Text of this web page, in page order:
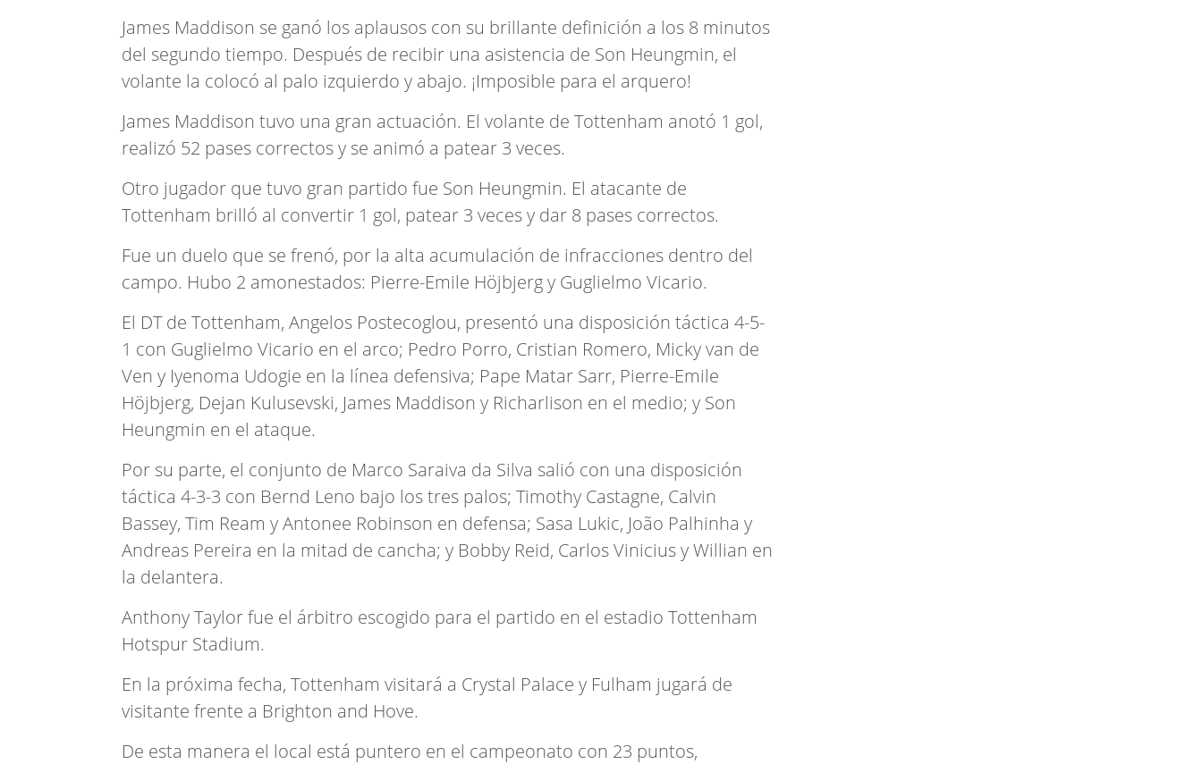
James Maddison se ganó los aplausos con su brillante definición a los 8 minutos
del segundo tiempo. Después de recibir una asistencia de Son Heungmin, el
volante la colocó al palo izquierdo y abajo. ¡Imposible para el arquero!
James Maddison tuvo una gran actuación. El volante de Tottenham anotó 1 gol,
realizó 52 pases correctos y se animó a patear 3 veces.
Otro jugador que tuvo gran partido fue Son Heungmin. El atacante de
Tottenham brilló al convertir 1 gol, patear 3 veces y dar 8 pases correctos.
Fue un duelo que se frenó, por la alta acumulación de infracciones dentro del
campo. Hubo 2 amonestados: Pierre-Emile Höjbjerg y Guglielmo Vicario.
El DT de Tottenham, Angelos Postecoglou, presentó una disposición táctica 4-5-
1 con Guglielmo Vicario en el arco; Pedro Porro, Cristian Romero, Micky van de
Ven y Iyenoma Udogie en la línea defensiva; Pape Matar Sarr, Pierre-Emile
Höjbjerg, Dejan Kulusevski, James Maddison y Richarlison en el medio; y Son
Heungmin en el ataque.
Por su parte, el conjunto de Marco Saraiva da Silva salió con una disposición
táctica 4-3-3 con Bernd Leno bajo los tres palos; Timothy Castagne, Calvin
Bassey, Tim Ream y Antonee Robinson en defensa; Sasa Lukic, João Palhinha y
Andreas Pereira en la mitad de cancha; y Bobby Reid, Carlos Vinicius y Willian en
la delantera.
Anthony Taylor fue el árbitro escogido para el partido en el estadio Tottenham
Hotspur Stadium.
En la próxima fecha, Tottenham visitará a Crystal Palace y Fulham jugará de
visitante frente a Brighton and Hove.
De esta manera el local está puntero en el campeonato con 23 puntos,